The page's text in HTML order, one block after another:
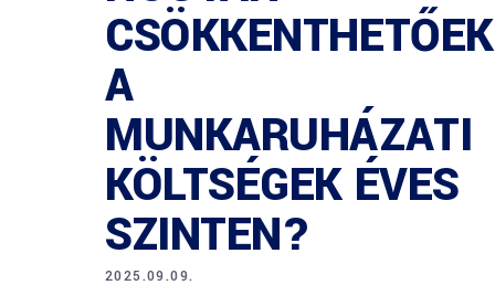
CSÖKKENTHETŐEK
A
MUNKARUHÁZATI
KÖLTSÉGEK ÉVES
SZINTEN?
2025.09.09.